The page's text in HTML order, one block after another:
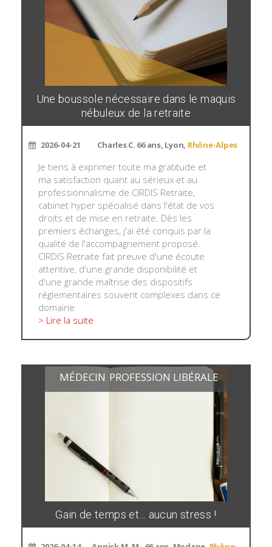
Une boussole nécessaire dans le maquis
nébuleux de la retraite
2026-04-21 Charles C. 66 ans, Lyon, Rhône-Alpes
Je tiens à exprimer toute ma gratitude et
ma satisfaction quant au sérieux et au
professionnalisme de CIRDIS Retraite,
cabinet hyper spécialisé dans l'état de vos
droits et de mise en retraite. Dès les
premiers échanges, j'ai été conquis par la
qualité de l'accompagnement proposé.
CIRDIS Retraite fait preuve d'une écoute
attentive, d'une grande disponibilité et
d'une grande maîtrise des dispositifs
réglementaires souvent complexes dans ce
domaine.
> Lire la suite
MÉDECIN PROFESSION LIBÉRALE
Gain de temps et… aucun stress !